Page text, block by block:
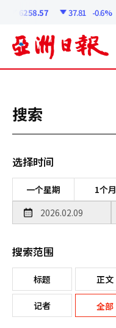
6258.57 37.81 -0.6%
搜索
选择时间
一个星期 1个月
搜索范围
标题 正文
记者 全部